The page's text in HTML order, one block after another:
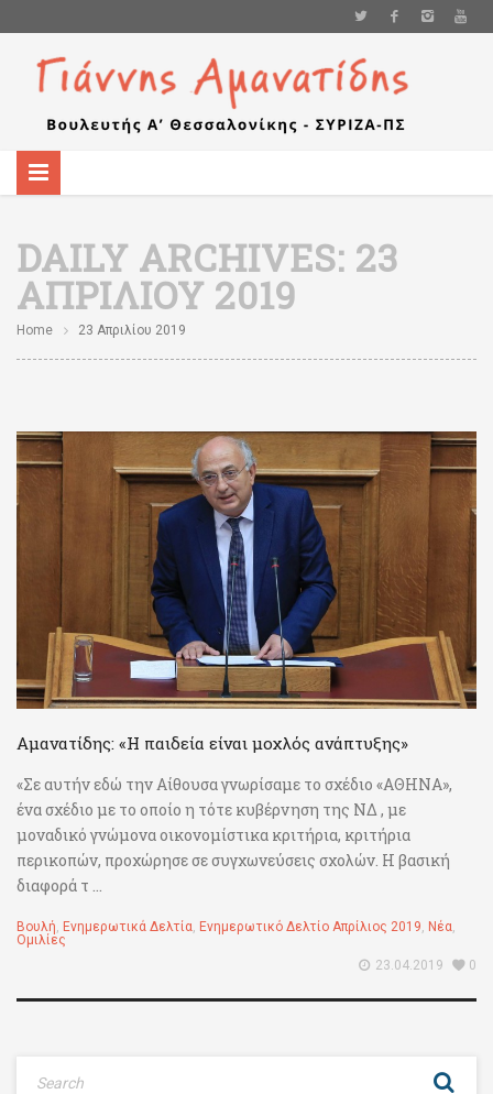
DAILY ARCHIVES: 23
ΑΠΡΙΛΊΟΥ 2019
Home 23 Απριλίου 2019
Αμανατίδης: «Η παιδεία είναι μοχλός ανάπτυξης»
«Σε αυτήν εδώ την Αίθουσα γνωρίσαμε το σχέδιο «ΑΘΗΝΑ»,
ένα σχέδιο με το οποίο η τότε κυβέρνηση της ΝΔ , με
μοναδικό γνώμονα οικονομίστικα κριτήρια, κριτήρια
περικοπών, προχώρησε σε συγχωνεύσεις σχολών. Η βασική
διαφορά τ ...
Βουλή, Ενημερωτικά Δελτία, Ενημερωτικό Δελτίο Απρίλιος 2019, Νέα,
Ομιλίες
23.04.2019
0